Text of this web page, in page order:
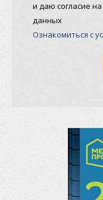
и даю согласие
данных
Ознакомиться с